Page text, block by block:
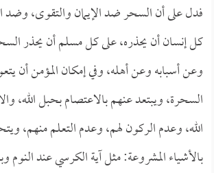
فدل على أن السحر ضد الإيمان والتقوى،
كل إنسان أن يحذره، على كل مسلم أن يحذر
وعن أسبابه وعن أهله، وفي إمكان المؤمن أن
السحرة، ويبتعد عنهم بالاعتصام بحبل الله،
الله، وعدم الركون لهم، وعدم التعلم منهم،
بالأشياء المشروعة: مثل آية الكرسي عند